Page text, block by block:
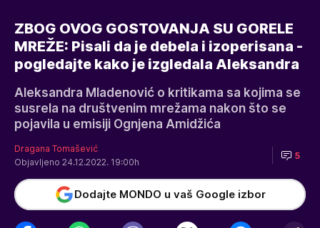
ZBOG OVOG GOSTOVANJA SU GORELE
MREŽE: Pisali da je debela i izoperisana -
pogledajte kako je izgledala Aleksandra
Aleksandra Mladenović o kritikama sa kojima se
susrela na društvenim mrežama nakon što se
pojavila u emisiji Ognjena Amidžića
Dragana Tomašević
Objavljeno 24.12.2022. 19:00h
5
Dodajte MONDO u vaš Google izbor